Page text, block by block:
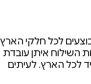
לכל חלקי הארץ
השילוח איתן עובדת
לכל הארץ. לעיתים